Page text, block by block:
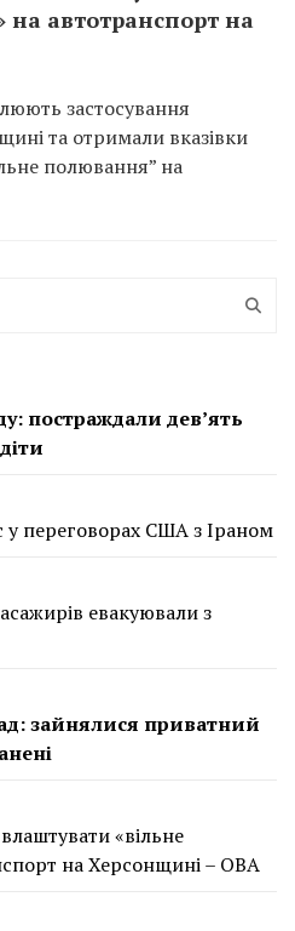
на автотранспорт на
застосування
та отримали вказівки
полювання” на
постраждали дев’ять
у переговорах США з Іраном
евакуювали з
зайнялися приватний
«вільне
на Херсонщині – ОВА